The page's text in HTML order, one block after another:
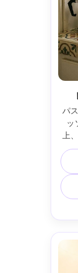
パ
ッ
上
モ
ン